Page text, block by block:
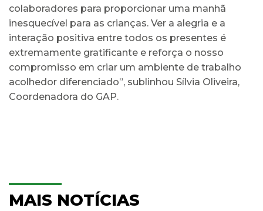
colaboradores para proporcionar uma manhã
inesquecível para as crianças. Ver a alegria e a
interação positiva entre todos os presentes é
extremamente gratificante e reforça o nosso
compromisso em criar um ambiente de trabalho
acolhedor diferenciado”, sublinhou Sílvia Oliveira,
Coordenadora do GAP.
MAIS NOTÍCIAS